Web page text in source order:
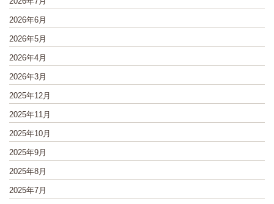
2026年6月
2026年5月
2026年4月
2026年3月
2025年12月
2025年11月
2025年10月
2025年9月
2025年8月
2025年7月